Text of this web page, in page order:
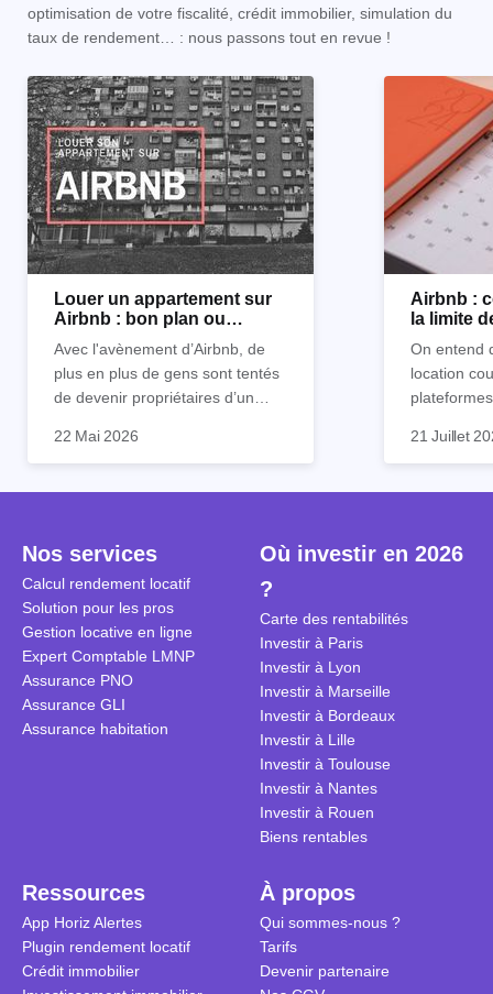
optimisation de votre fiscalité, crédit immobilier, simulation du
taux de rendement… : nous passons tout en revue !
Louer un appartement sur
Airbnb : bon plan ou
Avec l'avènement d’Airbnb, de
plus en plus de gens sont tentés
de devenir propriétaires d’un
suite. On compte environ 25 000
sont des meublés touristiques à
est-ce rentable ? Quels sont les
frais à prévoir ? Les différentes
conditions à remplir ?
22 Mai 2026
Airbnb :
la limite
On entend
location
idées
Je vais
entendu)
encore ne
d’autres
21 Juillet
Nos services
Calcul rendement locatif
Solution pour les pros
Gestion locative en ligne
Expert Comptable LMNP
Assurance PNO
Assurance GLI
Assurance habitation
Où investir en 2026
?
Carte des rentabilités
Investir à Paris
Investir à Lyon
Investir à Marseille
Investir à Bordeaux
Investir à Lille
Investir à Toulouse
Investir à Nantes
Investir à Rouen
Biens rentables
Ressources
App Horiz Alertes
Plugin rendement locatif
Crédit immobilier
À propos
Qui sommes-nous ?
Tarifs
Devenir partenaire